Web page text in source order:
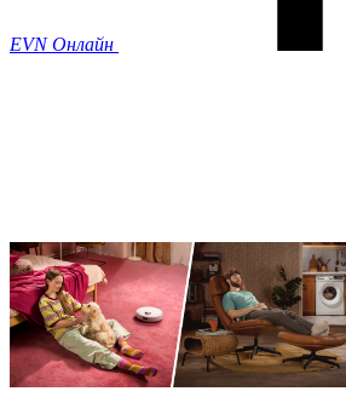
EVN Онлайн